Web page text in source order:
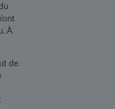
À
de